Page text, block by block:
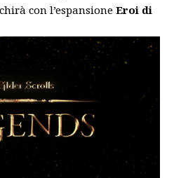
con l’espansione Eroi di